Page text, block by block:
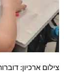
צילום ארכיון: